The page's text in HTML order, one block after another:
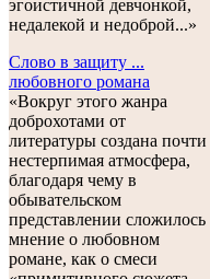
эгоистичной девчонкой,
недалекой и недоброй...»
Слово в защиту ...
любовного романа
«Вокруг этого жанра
доброхотами от
литературы создана почти
нестерпимая атмосфера,
благодаря чему в
обывательском
представлении сложилось
мнение о любовном
романе, как о смеси